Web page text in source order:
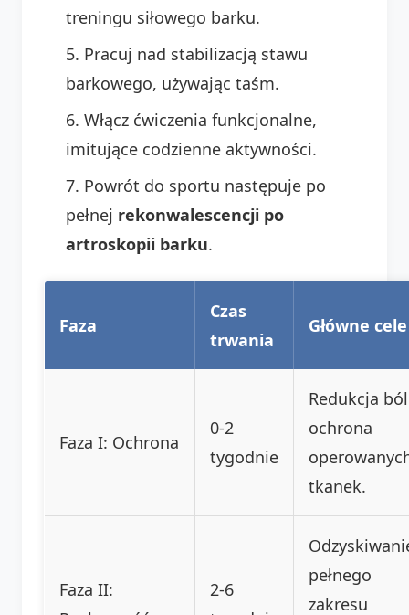
treningu siłowego barku.
Pracuj nad stabilizacją stawu
barkowego, używając taśm.
Włącz ćwiczenia funkcjonalne,
imitujące codzienne aktywności.
Powrót do sportu następuje po
pełnej rekonwalescencji po
artroskopii barku.
Faza
Czas
trwania
Główne cele
Faza I: Ochrona
0-2
tygodnie
Redukcja
ochrona
tkanek.
Faza II:
2-6
pełnego
zakresu